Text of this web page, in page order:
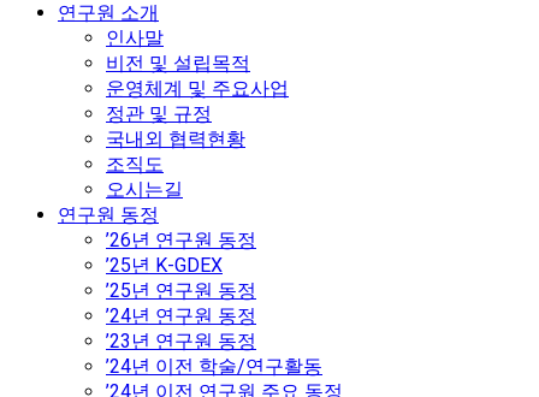
연구원 소개
인사말
비전 및 설립목적
운영체계 및 주요사업
정관 및 규정
국내외 협력현황
조직도
오시는길
연구원 동정
’26년 연구원 동정
’25년 K-GDEX
’25년 연구원 동정
’24년 연구원 동정
’23년 연구원 동정
’24년 이전 학술/연구활동
’24년 이전 연구원 주요 동정